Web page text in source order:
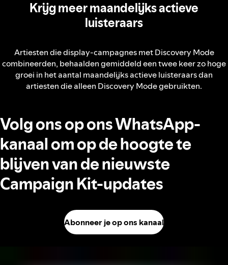
Krijg meer maandelijks actieve
luisteraars
Artiesten die display-campagnes met Discovery Mode
combineerden, behaalden gemiddeld een twee keer zo hoge
groei in het aantal maandelijks actieve luisteraars dan
artiesten die alleen Discovery Mode gebruikten.
Volg ons op ons WhatsApp-
kanaal om op de hoogte te
blijven van de nieuwste
Campaign Kit-updates
Abonneer je op ons kanaal